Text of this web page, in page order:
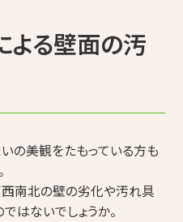
よる壁面の汚
の美観をたもっている方も
西南北の壁の劣化や汚れ具
はないでしょうか。